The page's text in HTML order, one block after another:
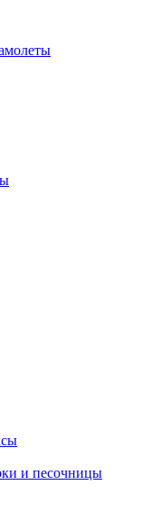
и песочницы